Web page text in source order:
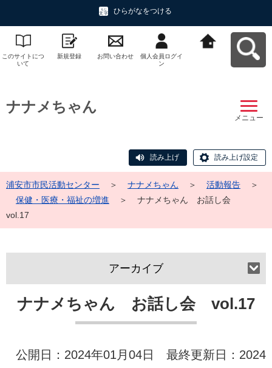
ひらがなをつける
このサイトにつ
いて
新規登録 お問い合わせ
個人会員ログイ
ン
ナナメちゃん
メニュー
読み上げ 読み上げ設定
浦安市市民活動センター ＞ ナナメちゃん ＞ 活動報告
＞
保健・医療・福祉の増進
＞
ナナメちゃん お話し会
vol.17
ナナメちゃん お話し会 vol.17
公開日：2024年01月04日 最終更新日：2024
アーカイブ